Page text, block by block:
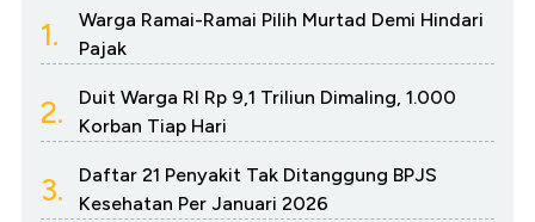
1.
Warga Ramai-Ramai Pilih Murtad Demi Hindari
Pajak
2.
Duit Warga RI Rp 9,1 Triliun Dimaling, 1.000
Korban Tiap Hari
3.
Daftar 21 Penyakit Tak Ditanggung BPJS
Kesehatan Per Januari 2026